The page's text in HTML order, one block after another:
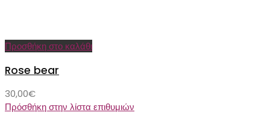
Προσθήκη στο καλάθι
Rose bear
30,00€
Πρόσθήκη στην λίστα επιθυμιών